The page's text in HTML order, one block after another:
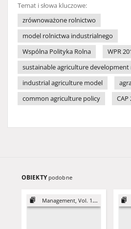
Temat i słowa kluczowe:
zrównoważone rolnictwo
model rolnictwa industrialnego
Wspólna Polityka Rolna
WPR
sustainable agriculture development
industrial agriculture model
common agriculture policy
CAP
OBIEKTY podobne
Management, Vol. 18 (2014)